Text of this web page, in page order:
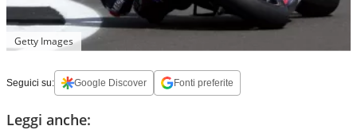
Getty Images
Seguici su: Google Discover Fonti preferite
Leggi anche: